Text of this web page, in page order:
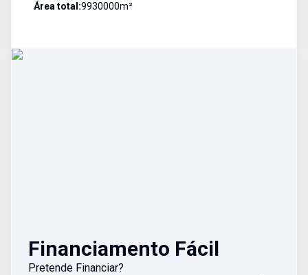
Área total:9930000m²
Financiamento Fácil
Pretende Financiar?